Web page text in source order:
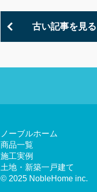
古い記事を見る
ノーブルホーム
商品一覧
施工実例
土地・新築一戸建て
© 2025 NobleHome inc.